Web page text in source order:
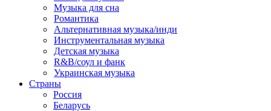
Музыка для сна
Романтика
Альтернативная музыка/инди
Инструментальная музыка
Детская музыка
R&B/cоул и фанк
Украинская музыка
Страны
Россия
Беларусь